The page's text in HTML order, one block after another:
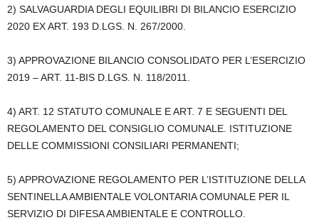
2) SALVAGUARDIA DEGLI EQUILIBRI DI BILANCIO ESERCIZIO
2020 EX ART. 193 D.LGS. N. 267/2000.
3) APPROVAZIONE BILANCIO CONSOLIDATO PER L’ESERCIZIO
2019 – ART. 11-BIS D.LGS. N. 118/2011.
4) ART. 12 STATUTO COMUNALE E ART. 7 E SEGUENTI DEL
REGOLAMENTO DEL CONSIGLIO COMUNALE. ISTITUZIONE
DELLE COMMISSIONI CONSILIARI PERMANENTI;
5) APPROVAZIONE REGOLAMENTO PER L’ISTITUZIONE DELLA
SENTINELLA AMBIENTALE VOLONTARIA COMUNALE PER IL
SERVIZIO DI DIFESA AMBIENTALE E CONTROLLO.